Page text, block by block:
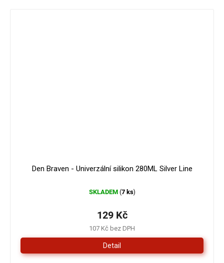
Den Braven - Univerzální silikon 280ML Silver Line
SKLADEM (7 ks)
107 Kč bez DPH
129 Kč
Detail